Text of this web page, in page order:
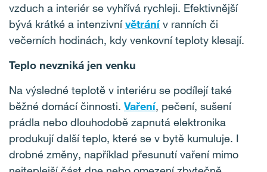
vzduch a interiér se vyhřívá rychleji. Efektivnější
bývá krátké a intenzivnívětránív ranních či
večerních hodinách, kdy venkovní teploty klesají.
Teplo nevzniká jen venku
Na výsledné teplotě v interiéru se podílejí také
běžné domácí činnosti. Vaření, pečení, sušení
prádla nebo dlouhodobě zapnutá elektronika
produkují další teplo, které se v bytě kumuluje. I
drobné změny, například přesunutí vaření mimo